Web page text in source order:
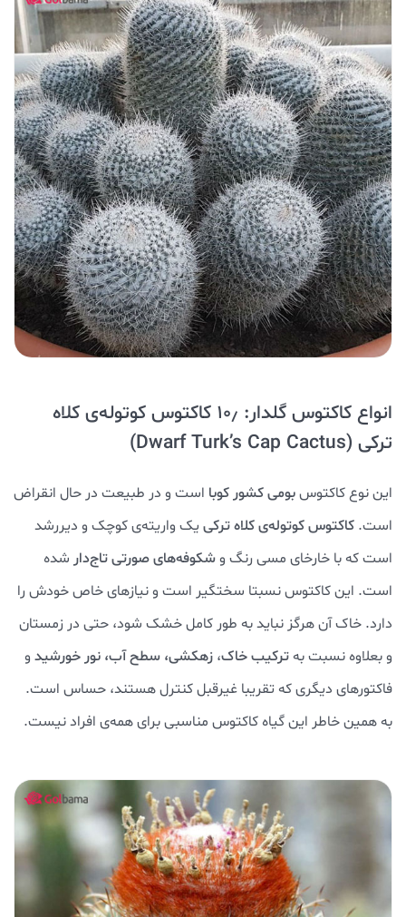
انواع کاکتوس گلدار: ۱۰٫ کاکتوس کوتوله‌ی کلاه
ترکی (Dwarf Turk’s Cap Cactus)
این نوع کاکتوسبومی کشور کوبا است و در طبیعت در حال انقراض
است. کاکتوس کوتوله‌ی کلاه ترکی یک واریته‌ی کوچک و دیررشد
است که با خارخای مسی رنگ وشکوفه‌های صورتی تاج‌دار شده
است. این کاکتوس نسبتا سختگیر است و نیازهای خاص خودش را
دارد. خاک آن هرگز نباید به طور کامل خشک شود، حتی در زمستان
و بعلاوه نسبت بهترکیب خاک، زهکشی، سطح آب، نور خورشید و
فاکتورهای دیگری که تقریبا غیرقبل کنترل هستند، حساس است.
به همین خاطر این گیاه کاکتوس مناسبی برای همه‌ی افراد نیست.